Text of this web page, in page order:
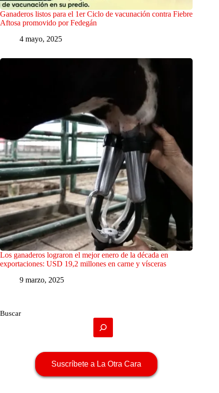
Ganaderos listos para el 1er Ciclo de vacunación contra Fiebre
Aftosa promovido por Fedegán
4 mayo, 2025
Los ganaderos lograron el mejor enero de la década en
exportaciones: USD 19,2 millones en carne y vísceras
9 marzo, 2025
Buscar
Suscríbete a La Otra Cara